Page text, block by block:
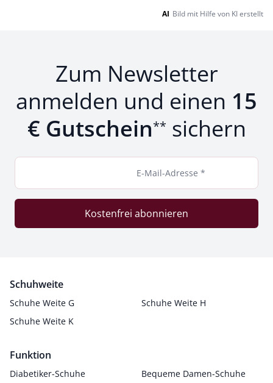
AI Bild mit Hilfe von KI erstellt
Zum Newsletter
anmelden und einen 15
€ Gutschein** sichern
E-Mail-Adresse *
Kostenfrei abonnieren
Schuhweite
Schuhe Weite G
Schuhe Weite H
Schuhe Weite K
Funktion
Diabetiker-Schuhe
Bequeme Damen-Schuhe